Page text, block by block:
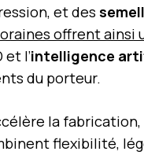
et des
offrent ainsi
et l’intelligence
du porteur.
la
flexibilité,